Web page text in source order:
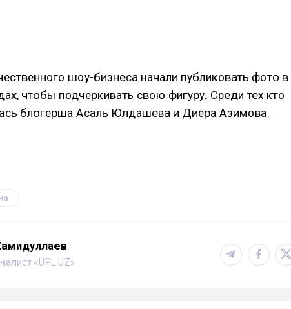
шоу-бизнеса начали публиковать фото в
чтобы подчеркивать свою фигуру. Среди тех кто
блогерша Асаль Юлдашева и Диёра Азимова.
«UPL.UZ»